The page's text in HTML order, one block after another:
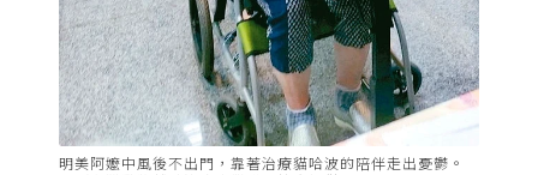
明美阿嬤中風後不出門，靠著治療貓哈波的陪伴走出憂鬱。